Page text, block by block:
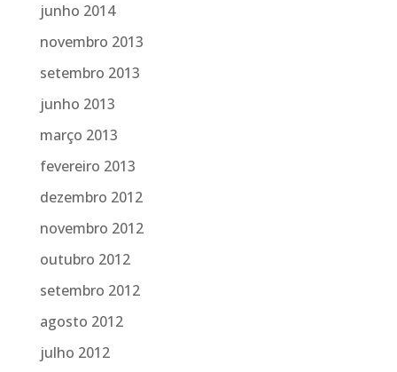
junho 2014
novembro 2013
setembro 2013
junho 2013
março 2013
fevereiro 2013
dezembro 2012
novembro 2012
outubro 2012
setembro 2012
agosto 2012
julho 2012